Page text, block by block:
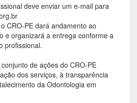
deve enviar um e-mail para
CRO-PE dará andamento ao
e organizará a entrega conforme a
profissional.
de ações do CRO-PE
dos serviços, à transparência
da Odontologia em